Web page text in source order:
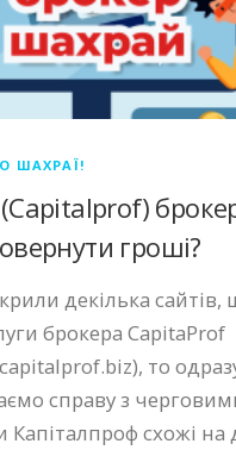
ШАХРАЇ!
гроші?
декілька сайтів,
брокера CapitaProf
то
справу з
схожі на